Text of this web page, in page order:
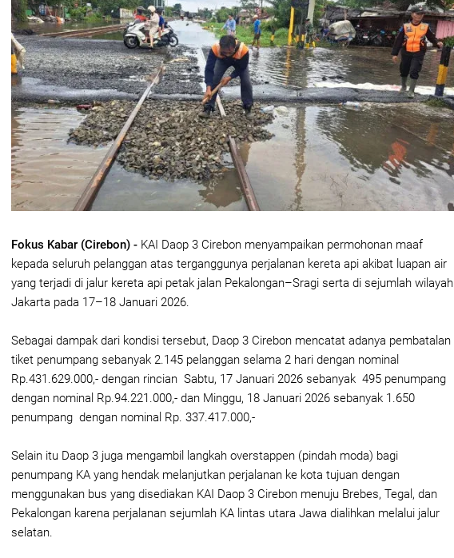
Fokus Kabar (Cirebon) - KAI Daop 3 Cirebon menyampaikan permohonan maaf
kepada seluruh pelanggan atas terganggunya perjalanan kereta api akibat luapan air
yang terjadi di jalur kereta api petak jalan Pekalongan–Sragi serta di sejumlah wilayah
Jakarta pada 17–18 Januari 2026.
Sebagai dampak dari kondisi tersebut, Daop 3 Cirebon mencatat adanya pembatalan
tiket penumpang sebanyak 2.145 pelanggan selama 2 hari dengan nominal
Rp.431.629.000,- dengan rincian Sabtu, 17 Januari 2026 sebanyak 495 penumpang
dengan nominal Rp.94.221.000,- dan Minggu, 18 Januari 2026 sebanyak 1.650
penumpang dengan nominal Rp. 337.417.000,-
Selain itu Daop 3 juga mengambil langkah overstappen (pindah moda) bagi
penumpang KA yang hendak melanjutkan perjalanan ke kota tujuan dengan
menggunakan bus yang disediakan KAI Daop 3 Cirebon menuju Brebes, Tegal, dan
Pekalongan karena perjalanan sejumlah KA lintas utara Jawa dialihkan melalui jalur
selatan.